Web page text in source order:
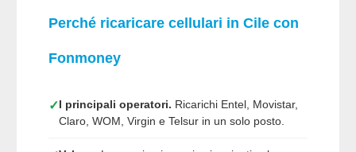
Perché ricaricare cellulari in Cile con
Fonmoney
✓I principali operatori. Ricarichi Entel, Movistar,
Claro, WOM, Virgin e Telsur in un solo posto.